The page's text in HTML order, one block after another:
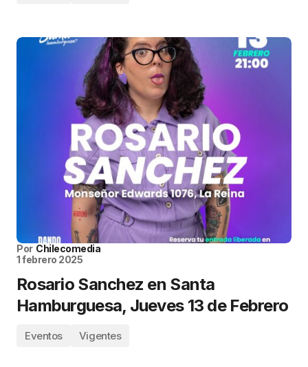
Por Chilecomedia
1 febrero 2025
Rosario Sanchez en Santa
Hamburguesa, Jueves 13 de Febrero
Eventos Vigentes